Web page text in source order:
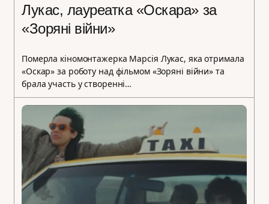
Лукас, лауреатка «Оскара» за
«Зоряні війни»
Померла кіномонтажерка Марсія Лукас, яка отримала
«Оскар» за роботу над фільмом «Зоряні війни» та
брала участь у створенні…